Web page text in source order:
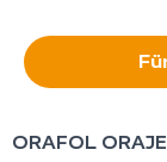
ORAFOL